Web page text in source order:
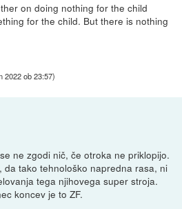
on doing nothing for the child
for the child. But there is nothing
2022 ob 23:57)
ne zgodi nič, če otroka ne priklopijo.
da tako tehnološko napredna rasa, ni
tega njihovega super stroja.
koncev je to ZF.